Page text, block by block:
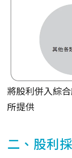
將股利併入綜
所提供
二、股利